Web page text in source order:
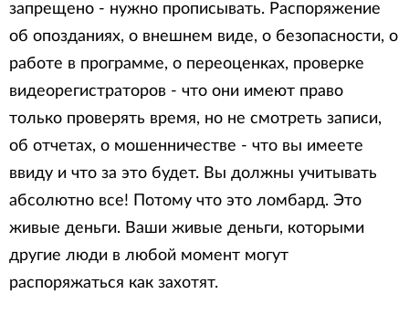
запрещено - нужно прописывать. Распоряжение
об опозданиях, о внешнем виде, о безопасности, о
работе в программе, о переоценках, проверке
видеорегистраторов - что они имеют право
только проверять время, но не смотреть записи,
об отчетах, о мошенничестве - что вы имеете
ввиду и что за это будет. Вы должны учитывать
абсолютно все! Потому что это ломбард. Это
живые деньги. Ваши живые деньги, которыми
другие люди в любой момент могут
распоряжаться как захотят.